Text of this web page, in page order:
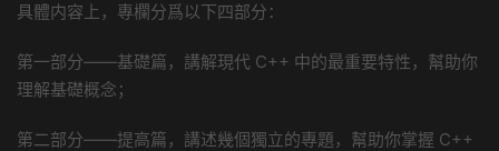
具體内容上，專欄分爲以下四部分：
第一部分——基礎篇，講解現代 C++ 中的最重要特性，幫助你
理解基礎概念；
第二部分——提高篇，講述幾個獨立的專題，幫助你掌握 C++